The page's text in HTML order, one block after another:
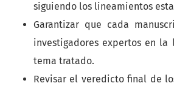
siguiendo los lineamientos
Garantizar que cada
investigadores expertos en
tema tratado.
Revisar el veredicto final de